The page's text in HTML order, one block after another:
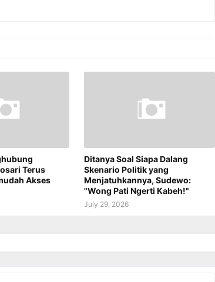
Terus
Akses
Ditanya Soal Siapa Dalang
Skenario Politik yang
Menjatuhkannya, Sudewo:
"Wong Pati Ngerti Kabeh!"
July 29, 2026